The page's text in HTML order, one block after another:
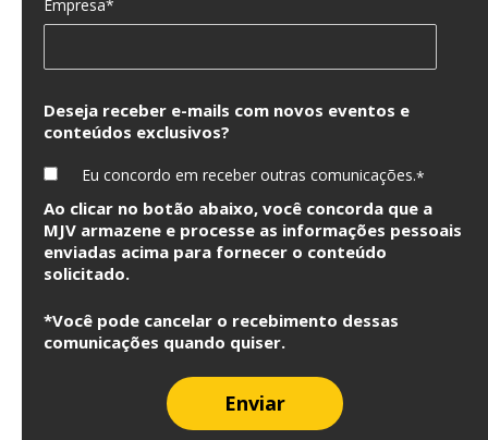
Empresa*
Deseja receber e-mails com novos eventos e
conteúdos exclusivos?
Eu concordo em receber outras comunicações.*
Ao clicar no botão abaixo, você concorda que a
MJV armazene e processe as informações pessoais
enviadas acima para fornecer o conteúdo
solicitado.
*Você pode cancelar o recebimento dessas
comunicações quando quiser.